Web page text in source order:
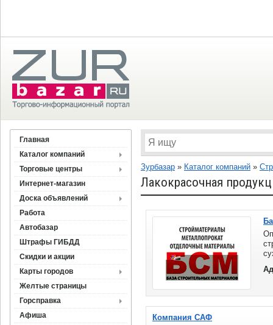
Главная
Каталог компаний
Торговые центры
Интернет-магазин
Доска объявлений
Работа
Автобазар
Штрафы ГИБДД
Скидки и акции
Карты городов
Желтые страницы
Горсправка
Афиша
Зурбазар » Каталог компаний »
Лакокрасочная
Компания САФ